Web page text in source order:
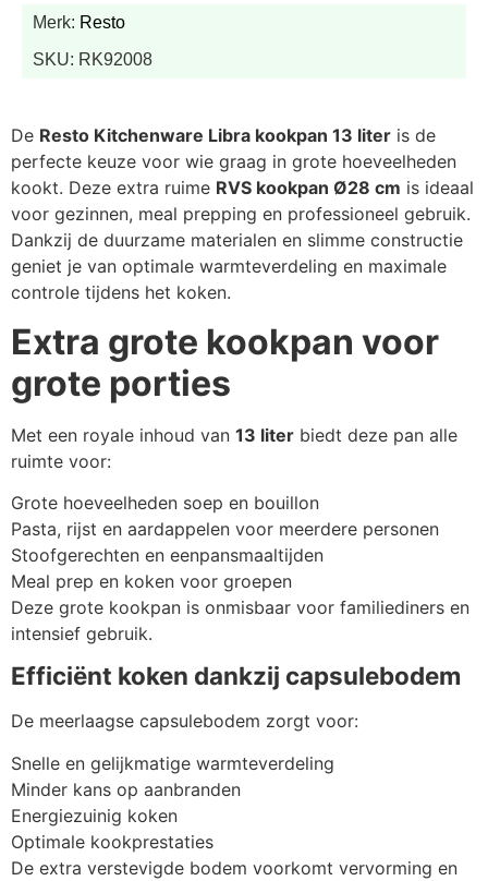
Merk: Resto
SKU: RK92008
De Resto Kitchenware Libra kookpan 13 liter is de
perfecte keuze voor wie graag in grote hoeveelheden
kookt. Deze extra ruime RVS kookpan Ø28 cm is ideaal
voor gezinnen, meal prepping en professioneel gebruik.
Dankzij de duurzame materialen en slimme constructie
geniet je van optimale warmteverdeling en maximale
controle tijdens het koken.
Extra grote kookpan voor
grote porties
Met een royale inhoud van 13 liter biedt deze pan alle
ruimte voor:
Grote hoeveelheden soep en bouillon
Pasta, rijst en aardappelen voor meerdere personen
Stoofgerechten en eenpansmaaltijden
Meal prep en koken voor groepen
Deze grote kookpan is onmisbaar voor familiediners en
intensief gebruik.
Efficiënt koken dankzij capsulebodem
De meerlaagse capsulebodem zorgt voor:
Snelle en gelijkmatige warmteverdeling
Minder kans op aanbranden
Energiezuinig koken
Optimale kookprestaties
De extra verstevigde bodem voorkomt vervorming en